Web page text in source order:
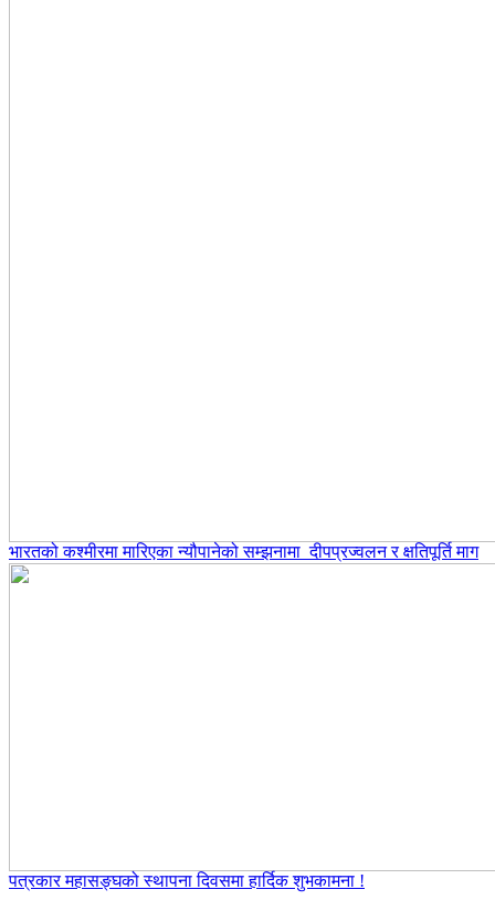
भारतको कश्मीरमा मारिएका न्यौपानेको सम्झनामा दीपप्रज्वलन र क्षतिपूर्ति माग
पत्रकार महासङ्घको स्थापना दिवसमा हार्दिक शुभकामना !